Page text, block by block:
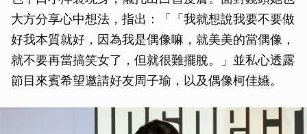
大方分享心中想法，指出：「「我就想說我要不要做
好我本質就好，因為我是偶像嘛，就美美的當偶像，
就不要再當搞笑女了，但就很難擺脫。」並私心透露
節目來賓希望邀請好友周子瑜，以及偶像柯佳嬿。